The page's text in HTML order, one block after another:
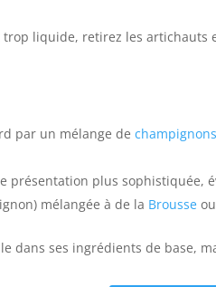
trop liquide, retirez les
par un mélange de
présentation plus sophistiquée,
mélangée à de la Brousse
dans ses ingrédients de base,